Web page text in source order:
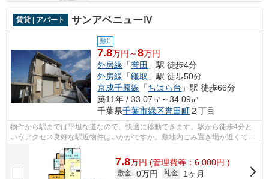
賃貸 | アパート サンアベニューⅣ
敷0
7.8万円～8万円
外房線 「誉田 」駅 徒歩4分
外房線 「鎌取 」駅 徒歩50分
京成千原線 「ちはら台 」駅 徒歩66分
築11年 / 33.07㎡～34.09㎡
千葉県千葉市緑区誉田町２丁目
物件から駅までは平坦な道なので、快適に移動できます。駅から徒歩4分と
いうアクセス良好な駅近物件はいかがですか。敷地内ごみ置き場が近くて便
利。ネット回線が繋がっているので調べ...
7.8万円 (管理費等：6,000円 )
敷金 0万円 礼金
1ヶ月